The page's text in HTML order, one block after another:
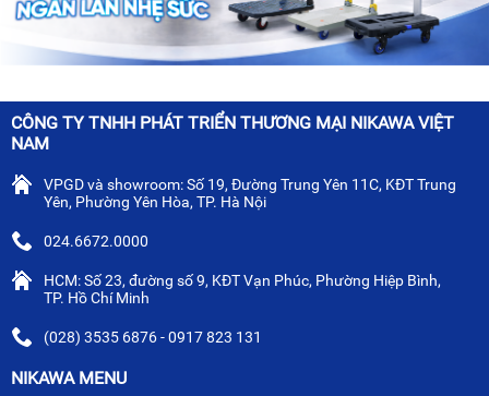
CÔNG TY TNHH PHÁT TRIỂN THƯƠNG MẠI NIKAWA VIỆT
NAM
VPGD và showroom: Số 19, Đường Trung Yên 11C, KĐT Trung
Yên, Phường Yên Hòa, TP. Hà Nội
024.6672.0000
HCM: Số 23, đường số 9, KĐT Vạn Phúc, Phường Hiệp Bình,
TP. Hồ Chí Minh
(028) 3535 6876 - 0917 823 131
NIKAWA MENU